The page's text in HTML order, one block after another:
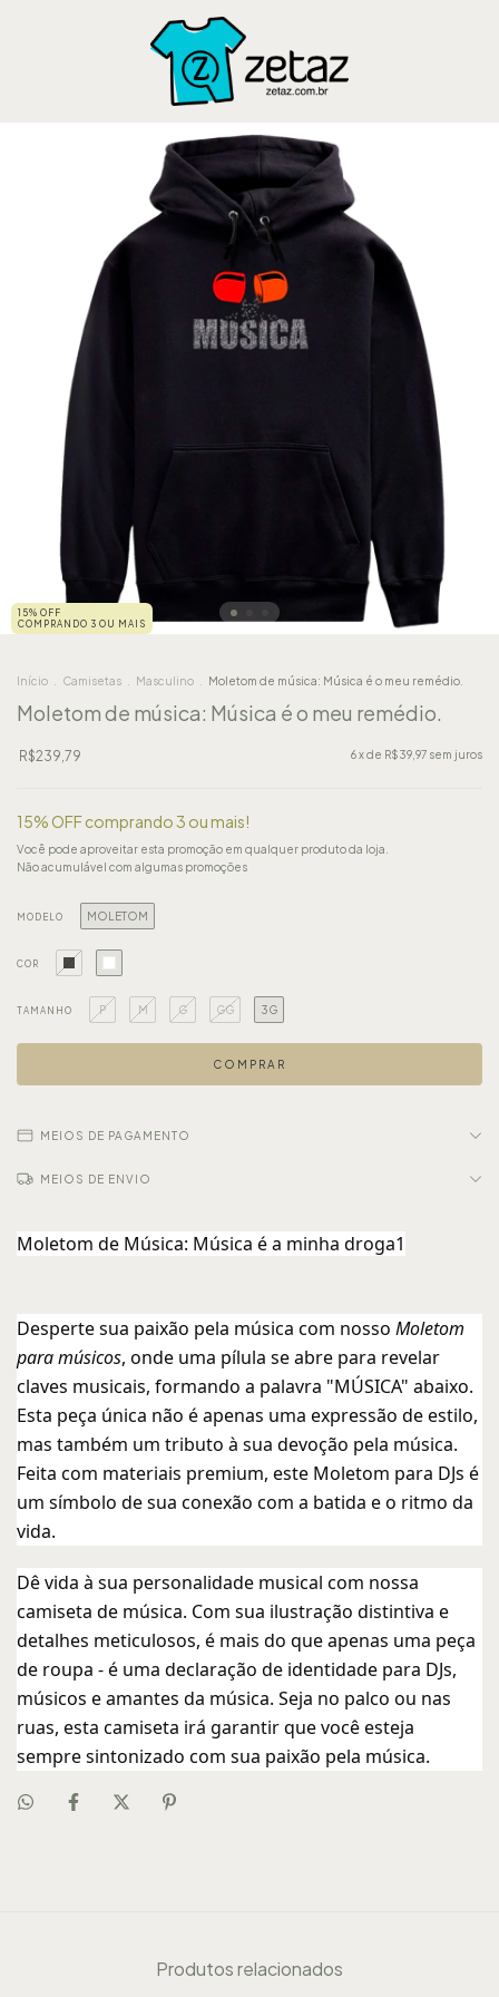
15% OFF
COMPRANDO 3 OU MAIS
Início Camisetas Masculino Moletom de música: Música é o meu remédio.
Moletom de música: Música é o meu remédio.
R$239,79 6x de R$39,97 sem juros
15% OFF comprando 3 ou mais!
Você pode aproveitar esta promoção em qualquer produto da loja.
Não acumulável com algumas promoções
MODELO MOLETOM
COR
TAMANHO P M G GG 3G
MEIOS DE PAGAMENTO
MEIOS DE ENVIO
Moletom de Música: Música é a minha droga1
Desperte sua paixão pela música com nosso Moletom
para músicos, onde uma pílula se abre para revelar
claves musicais, formando a palavra "MÚSICA" abaixo.
Esta peça única não é apenas uma expressão de estilo,
mas também um tributo à sua devoção pela música.
Feita com materiais premium, este Moletom para DJs é
um símbolo de sua conexão com a batida e o ritmo da
vida.
Dê vida à sua personalidade musical com nossa
camiseta de música. Com sua ilustração distintiva e
detalhes meticulosos, é mais do que apenas uma peça
de roupa - é uma declaração de identidade para DJs,
músicos e amantes da música. Seja no palco ou nas
ruas, esta camiseta irá garantir que você esteja
sempre sintonizado com sua paixão pela música.
Produtos relacionados